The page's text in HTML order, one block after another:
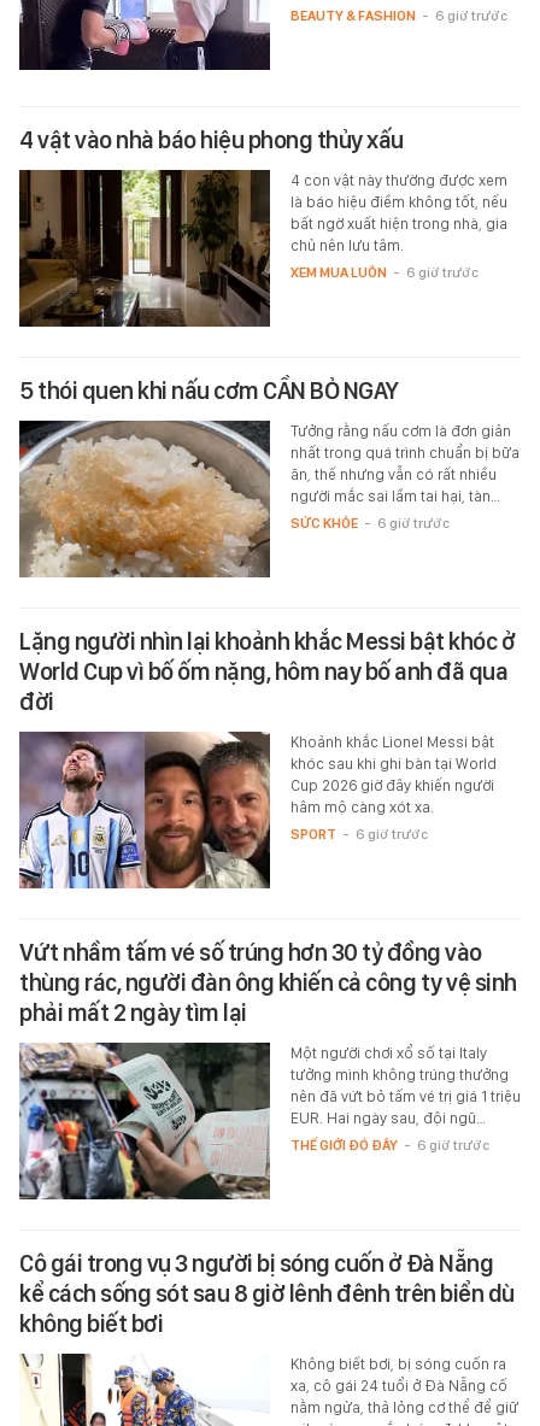
BEAUTY & FASHION - 6 giờ trước
4 vật vào nhà báo hiệu phong thủy xấu
4 con vật này thường được xem
là báo hiệu điềm không tốt, nếu
bất ngờ xuất hiện trong nhà, gia
chủ nên lưu tâm.
XEM MUA LUÔN - 6 giờ trước
5 thói quen khi nấu cơm CẦN BỎ NGAY
Tưởng rằng nấu cơm là đơn giản
nhất trong quá trình chuẩn bị bữa
ăn, thế nhưng vẫn có rất nhiều
người mắc sai lầm tai hại, tàn…
SỨC KHỎE - 6 giờ trước
Lặng người nhìn lại khoảnh khắc Messi bật khóc ở
World Cup vì bố ốm nặng, hôm nay bố anh đã qua
đời
Khoảnh khắc Lionel Messi bật
khóc sau khi ghi bàn tại World
Cup 2026 giờ đây khiến người
hâm mộ càng xót xa.
SPORT - 6 giờ trước
Vứt nhầm tấm vé số trúng hơn 30 tỷ đồng vào
thùng rác, người đàn ông khiến cả công ty vệ sinh
phải mất 2 ngày tìm lại
Một người chơi xổ số tại Italy
tưởng mình không trúng thưởng
nên đã vứt bỏ tấm vé trị giá 1 triệu
EUR. Hai ngày sau, đội ngũ…
THẾ GIỚI ĐÓ ĐÂY - 6 giờ trước
Cô gái trong vụ 3 người bị sóng cuốn ở Đà Nẵng
kể cách sống sót sau 8 giờ lênh đênh trên biển dù
không biết bơi
Không biết bơi, bị sóng cuốn ra
xa, cô gái 24 tuổi ở Đà Nẵng cố
nằm ngửa, thả lỏng cơ thể để giữ